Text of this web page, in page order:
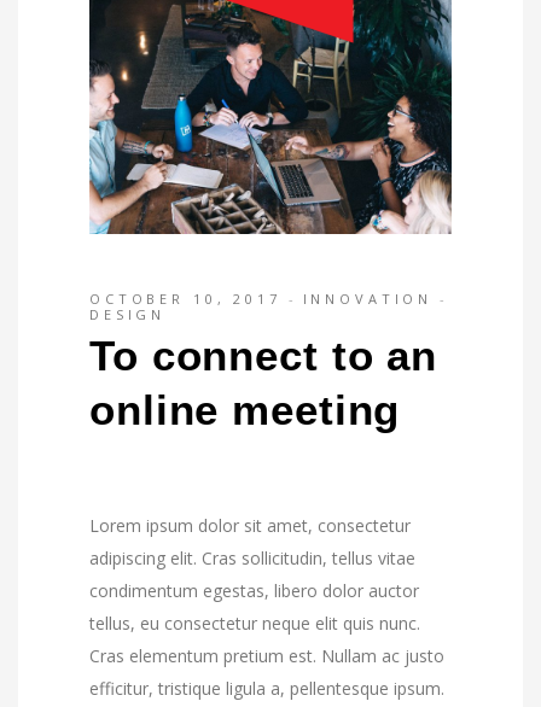
OCTOBER 10, 2017
INNOVATION
DESIGN
To connect to an
online meeting
Lorem ipsum dolor sit amet, consectetur
adipiscing elit. Cras sollicitudin, tellus vitae
condimentum egestas, libero dolor auctor
tellus, eu consectetur neque elit quis nunc.
Cras elementum pretium est. Nullam ac justo
efficitur, tristique ligula a, pellentesque ipsum.